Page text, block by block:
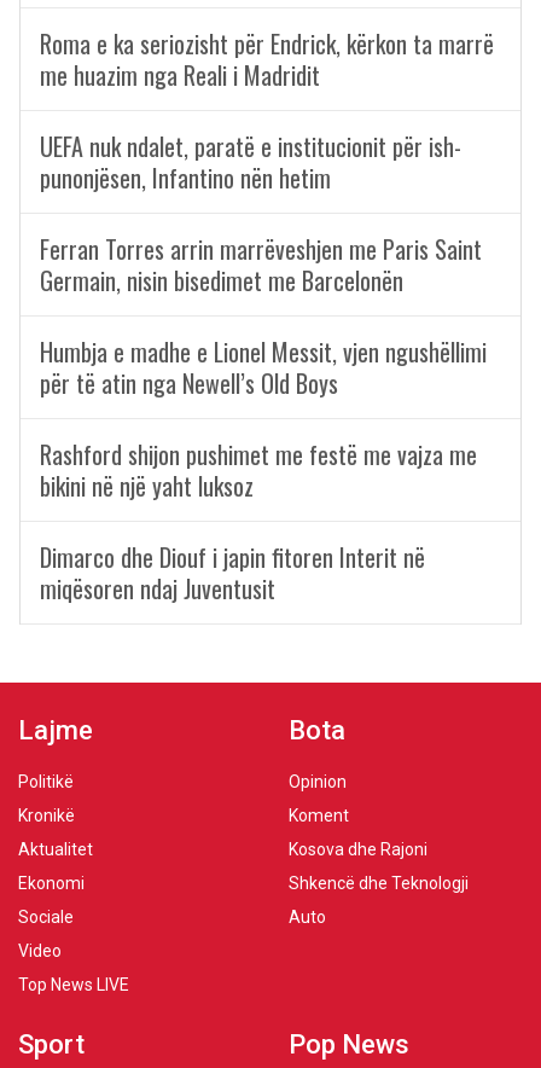
Roma e ka seriozisht për Endrick, kërkon ta marrë
me huazim nga Reali i Madridit
UEFA nuk ndalet, paratë e institucionit për ish-
punonjësen, Infantino nën hetim
Ferran Torres arrin marrëveshjen me Paris Saint
Germain, nisin bisedimet me Barcelonën
Humbja e madhe e Lionel Messit, vjen ngushëllimi
për të atin nga Newell’s Old Boys
Rashford shijon pushimet me festë me vajza me
bikini në një yaht luksoz
Dimarco dhe Diouf i japin fitoren Interit në
miqësoren ndaj Juventusit
Lajme
Politikë
Kronikë
Aktualitet
Ekonomi
Sociale
Video
Top News LIVE
Bota
Opinion
Koment
Kosova dhe Rajoni
Shkencë dhe Teknologji
Auto
Sport Pop News